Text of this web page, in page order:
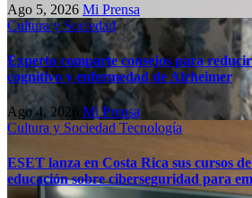
Ago 5, 2026 Mi Prensa
Cultura y Sociedad
Experto comparte consejos para
cognitivo у enfermedad de Alzheimer
Ago 4, 2026 Mi Prensa
Cultura y Sociedad Tecnología
ESET lanza en Costa Rica sus cursos
educación sobre ciberseguridad para